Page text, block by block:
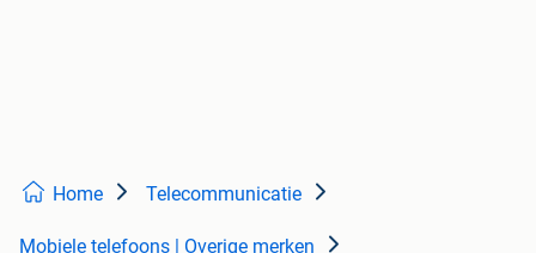
Home Telecommunicatie
Mobiele telefoons | Overige merken